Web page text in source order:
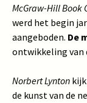
McGraw-Hill Book
werd het begin
aangeboden. De
ontwikkeling van
Norbert Lynton
de kunst van de